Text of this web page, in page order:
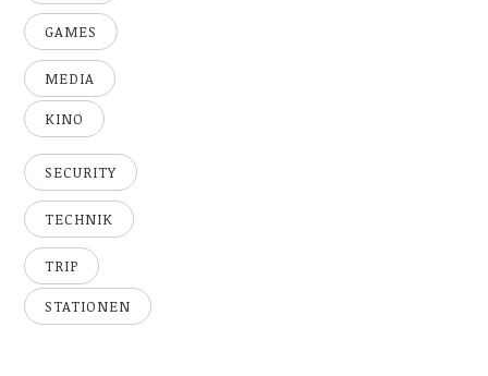
GAMES
MEDIA
KINO
SECURITY
TECHNIK
TRIP
STATIONEN